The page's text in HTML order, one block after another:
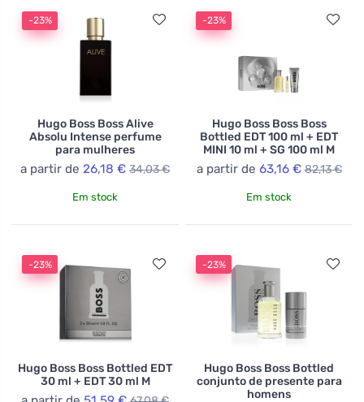
-23%
Hugo Boss Boss Alive
Absolu Intense perfume
para mulheres
a partir de 26,18 € 34,03 €
Em stock
-23%
Hugo Boss Boss Boss
Bottled EDT 100 ml + EDT
MINI 10 ml + SG 100 ml M
a partir de 63,16 € 82,13 €
Em stock
-23%
Hugo Boss Boss Bottled EDT
30 ml + EDT 30 ml M
-23%
Hugo Boss Boss Bottled
conjunto de presente para
homens